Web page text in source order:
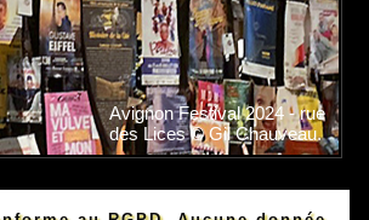
Avignon Festival 2024 - rue
des Lices © Gil Chauveau.